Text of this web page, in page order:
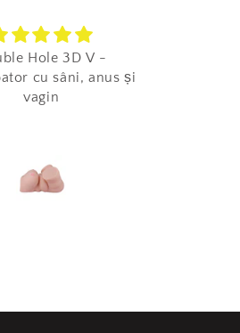
Hole 3D V -
cu sâni, anus și
vagin